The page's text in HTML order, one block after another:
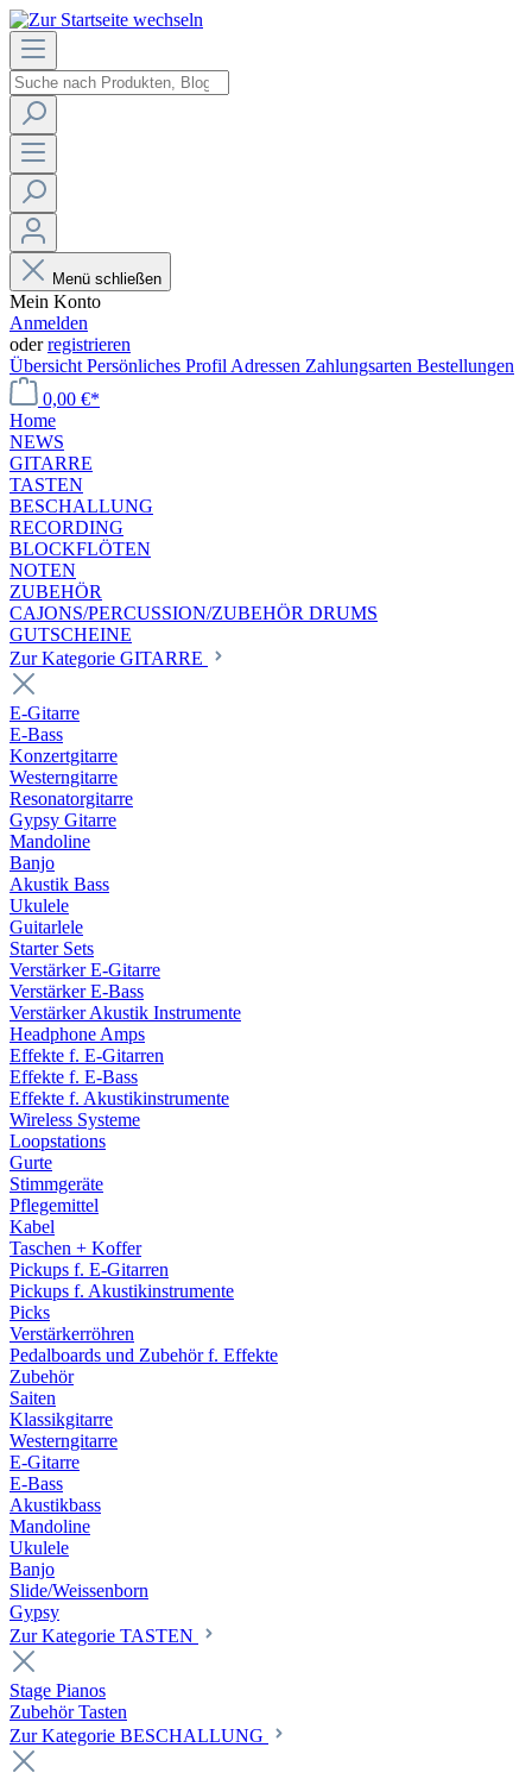
Menü schließen
Mein Konto
Anmelden
oderregistrieren
Übersicht Persönliches Profil Adressen Zahlungsarten Bestellungen
0,00 €*
Home
NEWS
GITARRE
TASTEN
BESCHALLUNG
RECORDING
BLOCKFLÖTEN
NOTEN
ZUBEHÖR
CAJONS/PERCUSSION/ZUBEHÖR DRUMS
GUTSCHEINE
Zur Kategorie GITARRE
E-Gitarre
E-Bass
Konzertgitarre
Westerngitarre
Resonatorgitarre
Gypsy Gitarre
Mandoline
Banjo
Akustik Bass
Ukulele
Guitarlele
Starter Sets
Verstärker E-Gitarre
Verstärker E-Bass
Verstärker Akustik Instrumente
Headphone Amps
Effekte f. E-Gitarren
Effekte f. E-Bass
Effekte f. Akustikinstrumente
Wireless Systeme
Loopstations
Gurte
Stimmgeräte
Pflegemittel
Kabel
Taschen + Koffer
Pickups f. E-Gitarren
Pickups f. Akustikinstrumente
Picks
Verstärkerröhren
Pedalboards und Zubehör f. Effekte
Zubehör
Saiten
Klassikgitarre
Westerngitarre
E-Gitarre
E-Bass
Akustikbass
Mandoline
Ukulele
Banjo
Slide/Weissenborn
Gypsy
Zur Kategorie TASTEN
Stage Pianos
Zubehör Tasten
Zur Kategorie BESCHALLUNG